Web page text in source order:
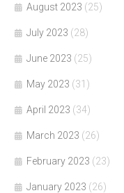
August 2023 (25)
July 2023 (28)
June 2023 (25)
May 2023 (31)
April 2023 (34)
March 2023 (26)
February 2023 (23)
January 2023 (26)